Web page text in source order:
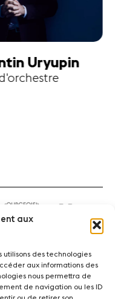
aux
utilisons des technologies
aux informations des
nous permettra de
de navigation ou les ID
Amihai
Alto
Médiation